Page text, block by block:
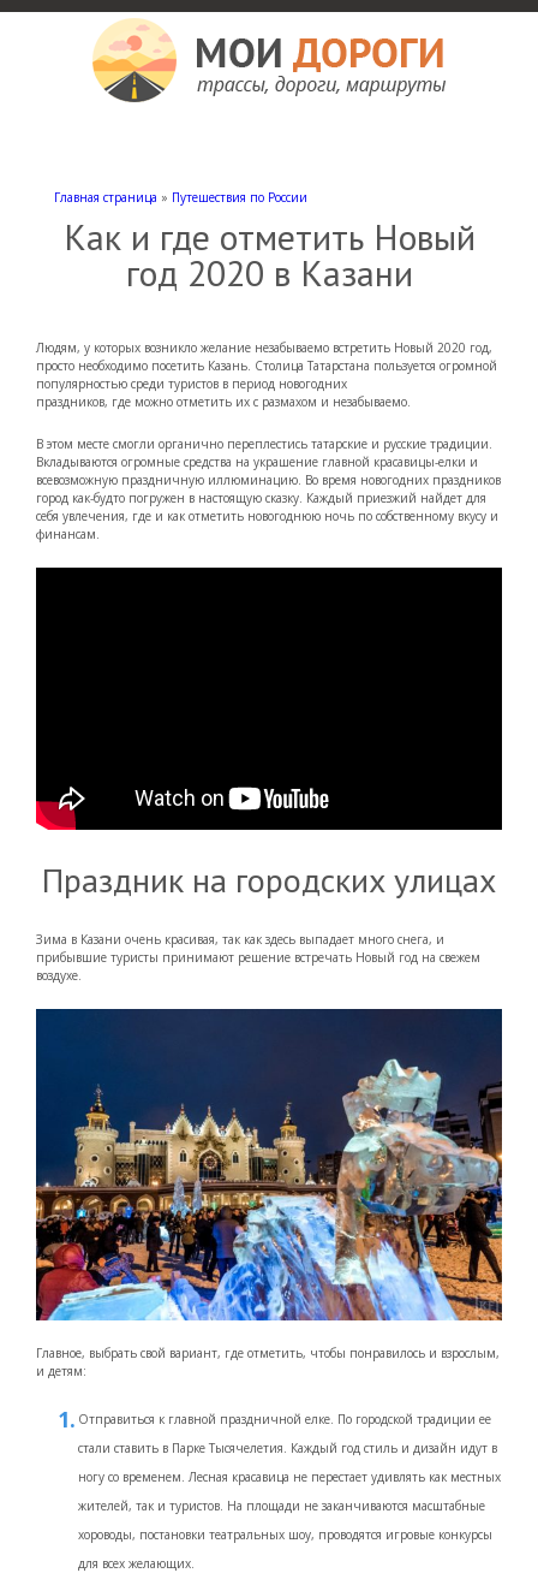
Главная страница » Путешествия по России
Как и где отметить Новый
год 2020 в Казани
Людям, у которых возникло желание незабываемо встретить Новый 2020 год,
просто необходимо посетить Казань. Столица Татарстана пользуется огромной
популярностью среди туристов в период новогодних
праздников, где можно отметить их с размахом и незабываемо.
В этом месте смогли органично переплестись татарские и русские традиции.
Вкладываются огромные средства на украшение главной красавицы-елки и
всевозможную праздничную иллюминацию. Во время новогодних праздников
город как-будто погружен в настоящую сказку. Каждый приезжий найдет для
себя увлечения, где и как отметить новогоднюю ночь по собственному вкусу и
финансам.
Праздник на городских улицах
Зима в Казани очень красивая, так как здесь выпадает много снега, и
прибывшие туристы принимают решение встречать Новый год на свежем
воздухе.
Главное, выбрать свой вариант, где отметить, чтобы понравилось и взрослым,
и детям:
Отправиться к главной праздничной елке. По городской традиции ее
стали ставить в Парке Тысячелетия. Каждый год стиль и дизайн идут в
ногу со временем. Лесная красавица не перестает удивлять как местных
жителей, так и туристов. На площади не заканчиваются масштабные
хороводы, постановки театральных шоу, проводятся игровые конкурсы
для всех желающих.